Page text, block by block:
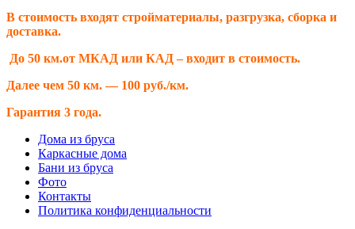
В стоимость входят стройматериалы, разгрузка, сборка и
доставка.
До 50 км.от МКАД или КАД – входит в стоимость.
Далее чем 50 км. — 100 руб./км.
Гарантия 3 года.
Дома из бруса
Каркасные дома
Бани из бруса
Фото
Контакты
Политика конфиденциальности